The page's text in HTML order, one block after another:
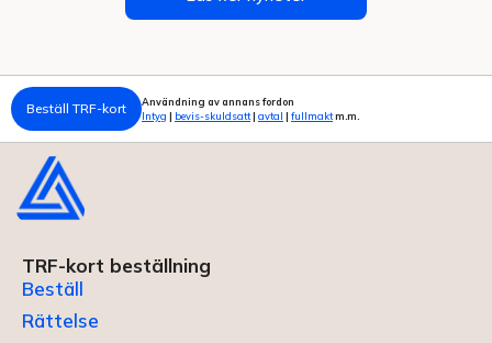
Beställ TRF-kort
Användning av annans fordon
Intyg | bevis-skuldsatt| avtal | fullmaktm.m.
TRF-kort beställning
Beställ
Rättelse